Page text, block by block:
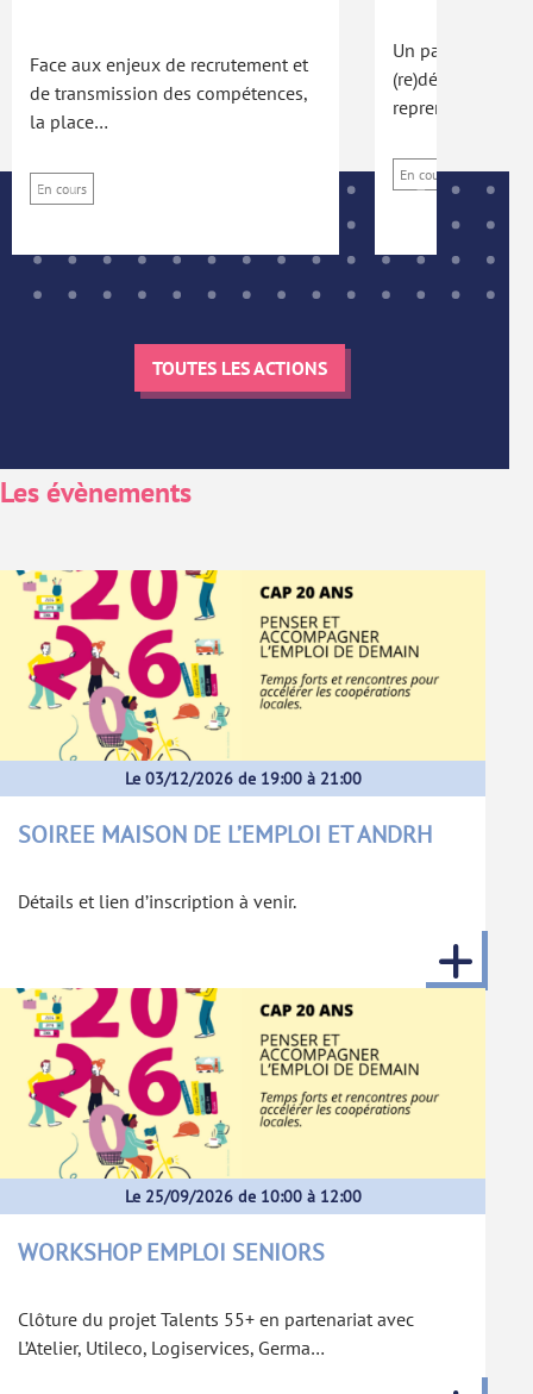
Face aux enjeux de recrutement et
de transmission des compétences,
la place…
En cours
Un parcours de
(re)découvrir le
reprendre
En cours
TOUTES LES ACTIONS
Les évènements
Le 03/12/2026 de 19:00 à 21:00
SOIREE MAISON DE L’EMPLOI ET ANDRH
Détails et lien d’inscription à venir.
Le 25/09/2026 de 10:00 à 12:00
WORKSHOP EMPLOI SENIORS
Clôture du projet Talents 55+ en partenariat avec
L’Atelier, Utileco, Logiservices, Germa…